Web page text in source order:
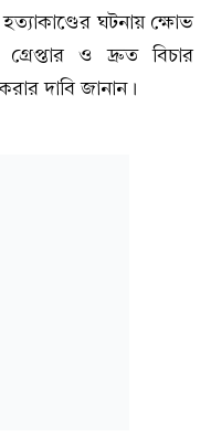
ঘটনায় ক্ষোভ
ও দ্রুত বিচার
দাবি জানান।